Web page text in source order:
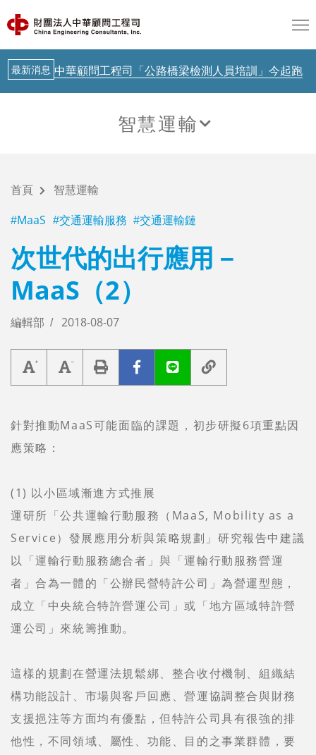
最新消息 中華顧問工程司「公路橋梁檢測人員培訓」今起跑
AI新知 從生成式AI到實體AI－日本鐵道落地驗證中
從生成式AI到實體AI－日本鐵道落地驗證中
智慧運輸
首頁
智慧運輸
MaaS
交通運輸服務 交通運輸鏈
次世代的出行應用－
MaaS（2）
編輯部 2018-08-07
針對推動MaaS可能面臨的課題，初步研擬6項重點因
應策略：
(1) 以小區域漸進方式推展
運研所「公共運輸行動服務（MaaS, Mobility as a
Service）發展應用分析與策略規劃」研究報告中建議
以「運輸行動服務總合者」與「運輸行動服務營運
者」合為一體的「公辦民營特許公司」為營運型態，
成立「中央統合特許營運公司」或「地方區域特許營
運公司」來統籌推動。
這樣的規劃在營運法規鬆綁、整合收付機制、組織結
構功能設計、市場與客戶回應、營運協調整合與財務
支援挹注等方面均有優點，但特許公司具有很強的排
他性，不同領域、屬性、功能、目的之事業群體，要